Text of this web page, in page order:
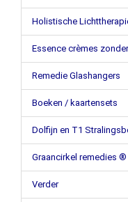
Holistische
Essence crèmes
Remedie Glashangers
Boeken / kaartensets
Dolfijn en T1
Graancirkel remedies ®
Verder